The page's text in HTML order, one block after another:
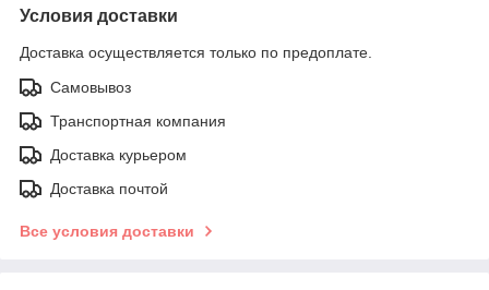
Условия доставки
Доставка осуществляется только по предоплате.
Самовывоз
Транспортная компания
Доставка курьером
Доставка почтой
Все условия доставки